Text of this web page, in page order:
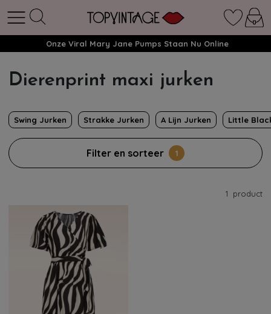
Onze Viral Mary Jane Pumps Staan Nu Online
Dierenprint maxi jurken
Swing Jurken Strakke Jurken A Lijn Jurken Little
Filter en sorteer 1
1 product